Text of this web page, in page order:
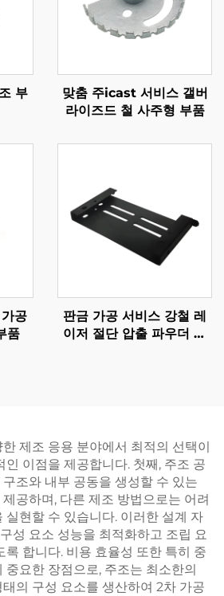
부
맞춤 주icast 서비스 갤버
라이즈드 철 사주형 부품
공
품
판금 가공 서비스 강철 레
이저 절단 압출 파우더 코
제조 응용 분야에서 최적의 선택이
인 이점을 제공합니다. 첫째, 주조 공
조와 내부 공동을 생성할 수 있는
공하며, 다른 제조 방법으로는 어려
실현할 수 있습니다. 이러한 설계 자
성 요소 성능을 최적화하고 조립 요
록 합니다. 비용 효율성 또한 특히 중
중요한 장점으로, 주조는 최소한의
의 구성 요소를 생산하여 2차 가공